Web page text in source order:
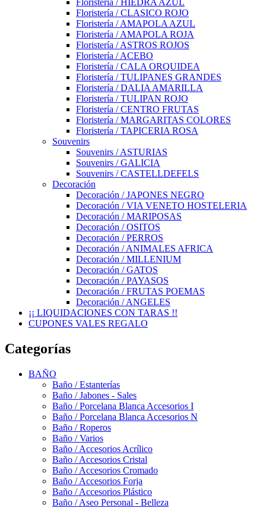
Floristería / HIEDRA AZUL
Floristería / CLASICO ROJO
Floristería / AMAPOLA AZUL
Floristería / AMAPOLA ROJA
Floristería / ASTROS ROJOS
Floristería / ACEBO
Floristería / CALA ORQUIDEA
Floristería / TULIPANES GRANDES
Floristería / DALIA AMARILLA
Floristería / TULIPAN ROJO
Floristería / CENTRO FRUTAS
Floristería / MARGARITAS COLORES
Floristería / TAPICERIA ROSA
Souvenirs
Souvenirs / ASTURIAS
Souvenirs / GALICIA
Souvenirs / CASTELLDEFELS
Decoración
Decoración / JAPONES NEGRO
Decoración / VIA VENETO HOSTELERIA
Decoración / MARIPOSAS
Decoración / OSITOS
Decoración / PERROS
Decoración / ANIMALES AFRICA
Decoración / MILLENIUM
Decoración / GATOS
Decoración / PAYASOS
Decoración / FRUTAS POEMAS
Decoración / ANGELES
¡¡ LIQUIDACIONES CON TARAS !!
CUPONES VALES REGALO
Categorías
BAÑO
Baño / Estanterías
Baño / Jabones - Sales
Baño / Porcelana Blanca Accesorios I
Baño / Porcelana Blanca Accesorios N
Baño / Roperos
Baño / Varios
Baño / Accesorios Acrílico
Baño / Accesorios Cristal
Baño / Accesorios Cromado
Baño / Accesorios Forja
Baño / Accesorios Plástico
Baño / Aseo Personal - Belleza